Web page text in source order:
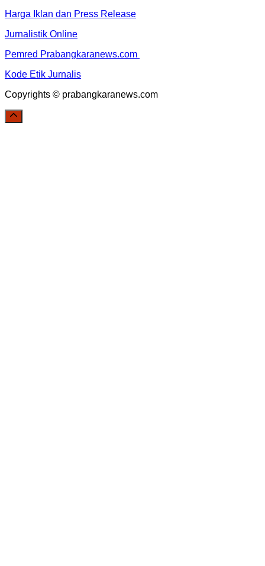
Harga Iklan dan Press Release
Jurnalistik Online
Pemred Prabangkaranews.com
Kode Etik Jurnalis
Copyrights © prabangkaranews.com